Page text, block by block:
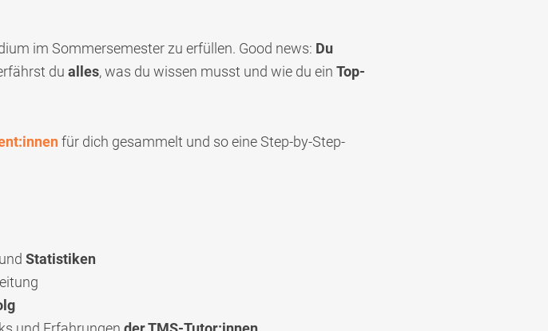
im Sommersemester zu erfüllen. Good news: Du
du alles, was du wissen musst und wie du ein Top-
für dich gesammelt und so eine Step-by-Step-
und Statistiken